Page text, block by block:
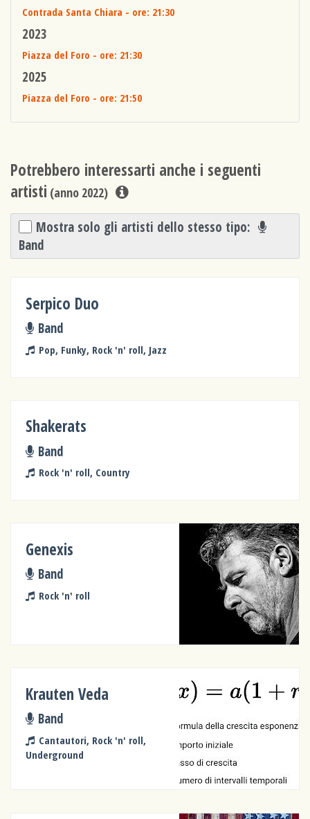
Contrada Santa Chiara - ore: 21:30
2023
Piazza del Foro - ore: 21:30
2025
Piazza del Foro - ore: 21:50
Potrebbero interessarti anche i seguenti
artisti (anno 2022)
Mostra solo gli artisti dello stesso tipo:
Band
Serpico Duo
Band
Pop, Funky, Rock 'n' roll, Jazz
Shakerats
Band
Rock 'n' roll, Country
Genexis
Band
Rock 'n' roll
Krauten Veda
Band
Cantautori, Rock 'n' roll,
Underground